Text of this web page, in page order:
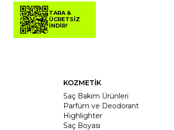
TARA &
ÜCRETSİZ
İNDİR!
KOZMETİK
Saç Bakım Ürünleri
Parfüm ve Deodorant
Highlighter
Saç Boyası